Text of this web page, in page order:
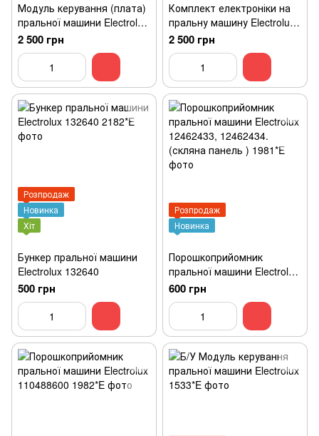
Модуль керування (плата)
пральної машини Electrolux
EWM 2100
2 500 грн
Комплект електроніки на
пральну машину Electrolux
EW6S 426WU
2 500 грн
Розпродаж
Новинка
Хіт
Бункер пральної машини
Electrolux 132640
500 грн
Розпродаж
Новинка
Порошкоприйомник
пральної машини Electrolux
12462433, 12462434.
(скляна панель )
600 грн